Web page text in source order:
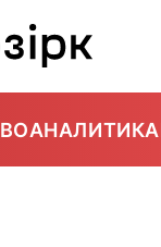
АНАЛИТИКА